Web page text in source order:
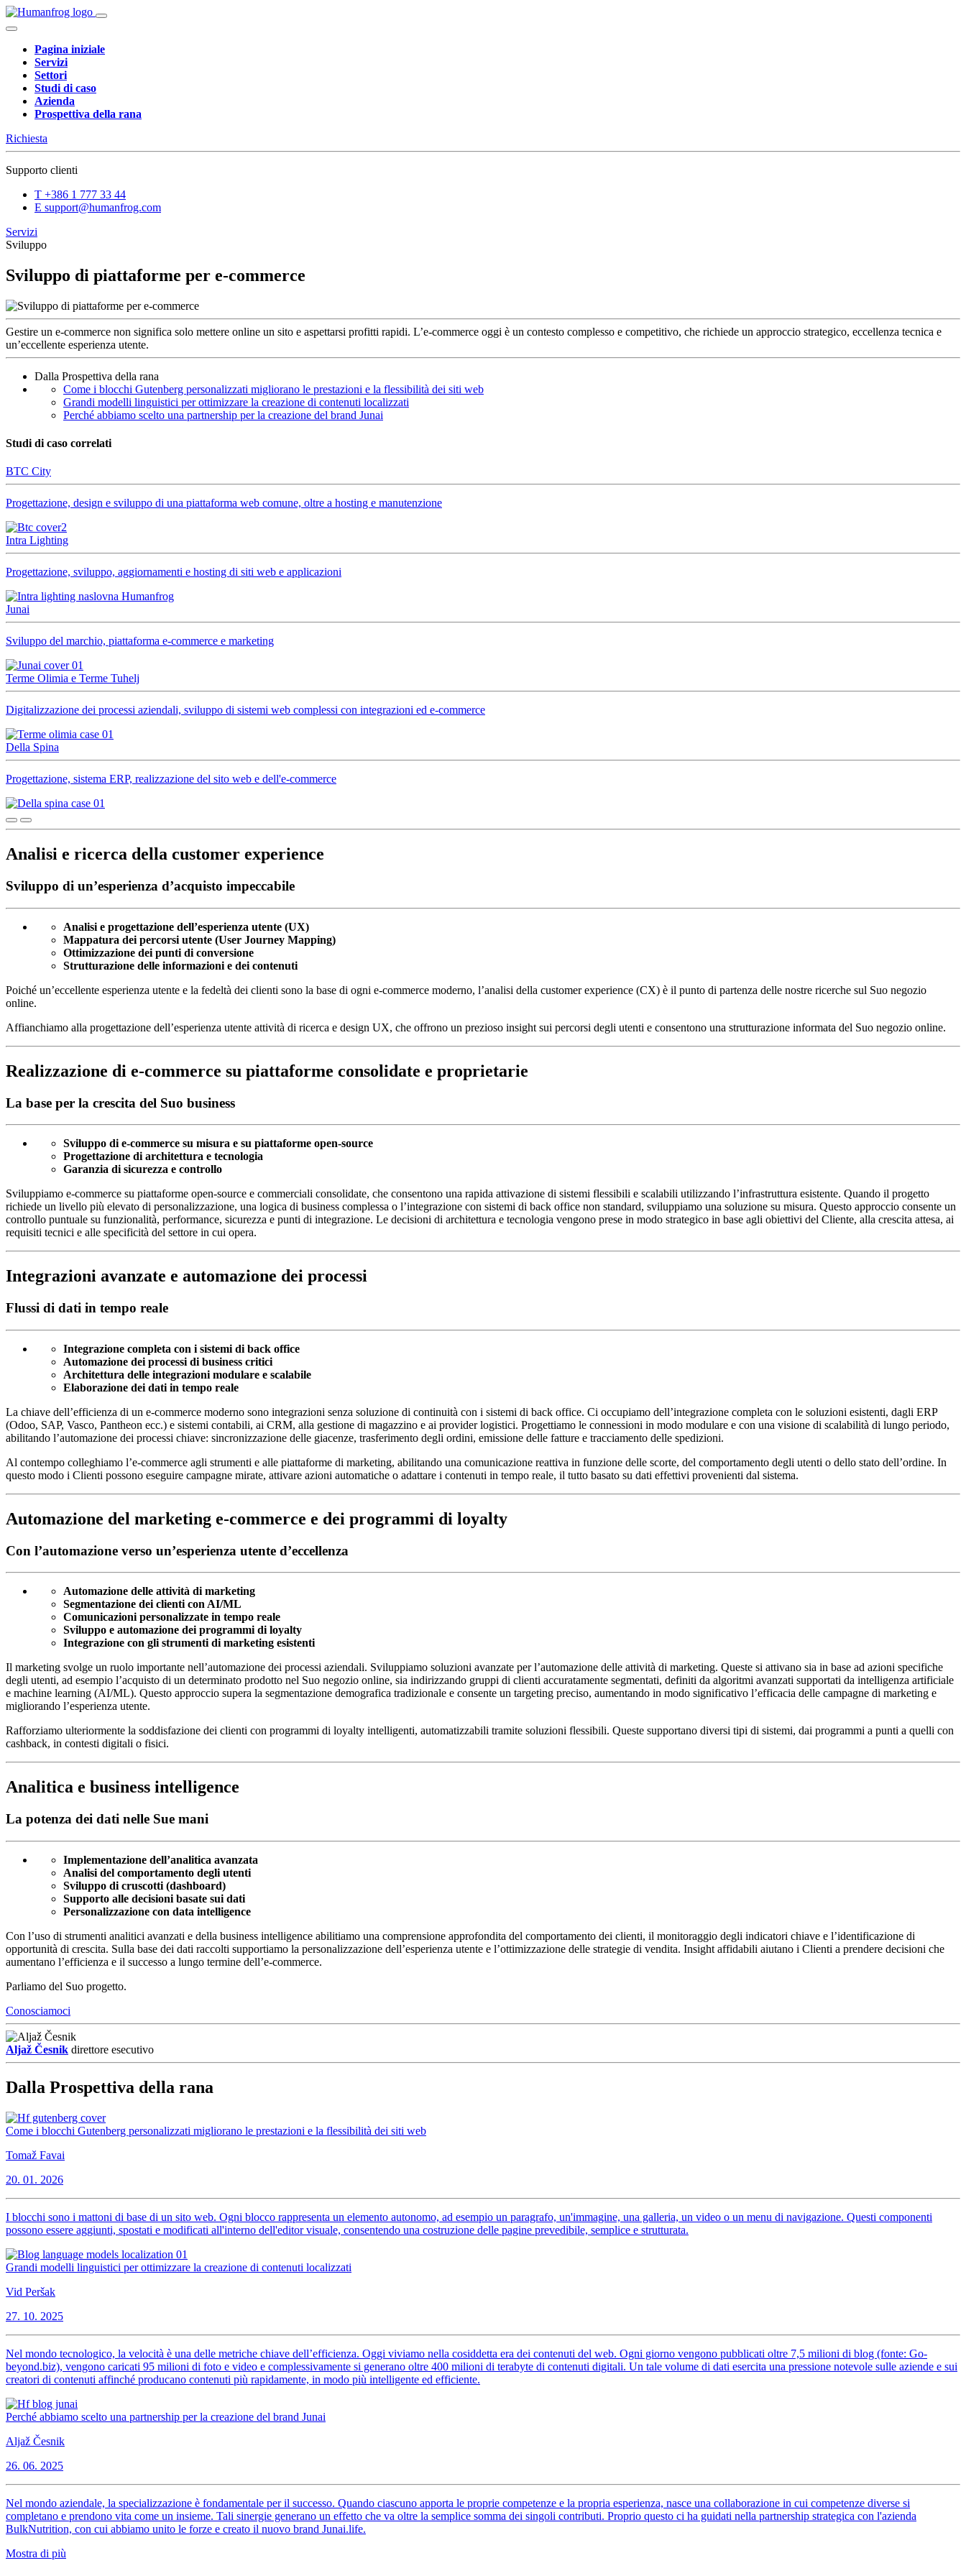
Pagina iniziale
Servizi
Settori
Studi di caso
Azienda
Prospettiva della rana
Richiesta
Supporto clienti
T +386 1 777 33 44
E support@humanfrog.com
Servizi
Sviluppo
Sviluppo di piattaforme per e-commerce
Gestire un e-commerce non significa solo mettere online un sito e aspettarsi profitti rapidi. L’e-commerce oggi è un contesto complesso e competitivo, che richiede un approccio strategico, eccellenza tecnica e
un’eccellente esperienza utente.
Dalla Prospettiva della rana
Come i blocchi Gutenberg personalizzati migliorano le prestazioni e la flessibilità dei siti web
Grandi modelli linguistici per ottimizzare la creazione di contenuti localizzati
Perché abbiamo scelto una partnership per la creazione del brand Junai
Studi di caso correlati
BTC City
Progettazione, design e sviluppo di una piattaforma web comune, oltre a hosting e manutenzione
Intra Lighting
Progettazione, sviluppo, aggiornamenti e hosting di siti web e applicazioni
Junai
Sviluppo del marchio, piattaforma e-commerce e marketing
Terme Olimia e Terme Tuhelj
Digitalizzazione dei processi aziendali, sviluppo di sistemi web complessi con integrazioni ed e-commerce
Della Spina
Progettazione, sistema ERP, realizzazione del sito web e dell'e-commerce
Analisi e ricerca della customer experience
Sviluppo di un’esperienza d’acquisto impeccabile
Analisi e progettazione dell’esperienza utente (UX)
Mappatura dei percorsi utente (User Journey Mapping)
Ottimizzazione dei punti di conversione
Strutturazione delle informazioni e dei contenuti
Poiché un’eccellente esperienza utente e la fedeltà dei clienti sono la base di ogni e-commerce moderno, l’analisi della customer experience (CX) è il punto di partenza delle nostre ricerche sul Suo negozio
online.
Affianchiamo alla progettazione dell’esperienza utente attività di ricerca e design UX, che offrono un prezioso insight sui percorsi degli utenti e consentono una strutturazione informata del Suo negozio online.
Realizzazione di e-commerce su piattaforme consolidate e proprietarie
La base per la crescita del Suo business
Sviluppo di e-commerce su misura e su piattaforme open-source
Progettazione di architettura e tecnologia
Garanzia di sicurezza e controllo
Sviluppiamo e-commerce su piattaforme open-source e commerciali consolidate, che consentono una rapida attivazione di sistemi flessibili e scalabili utilizzando l’infrastruttura esistente. Quando il progetto
richiede un livello più elevato di personalizzazione, una logica di business complessa o l’integrazione con sistemi di back office non standard, sviluppiamo una soluzione su misura. Questo approccio consente un
controllo puntuale su funzionalità, performance, sicurezza e punti di integrazione. Le decisioni di architettura e tecnologia vengono prese in modo strategico in base agli obiettivi del Cliente, alla crescita attesa, ai
requisiti tecnici e alle specificità del settore in cui opera.
Integrazioni avanzate e automazione dei processi
Flussi di dati in tempo reale
Integrazione completa con i sistemi di back office
Automazione dei processi di business critici
Architettura delle integrazioni modulare e scalabile
Elaborazione dei dati in tempo reale
La chiave dell’efficienza di un e-commerce moderno sono integrazioni senza soluzione di continuità con i sistemi di back office. Ci occupiamo dell’integrazione completa con le soluzioni esistenti, dagli ERP
(Odoo, SAP, Vasco, Pantheon ecc.) e sistemi contabili, ai CRM, alla gestione di magazzino e ai provider logistici. Progettiamo le connessioni in modo modulare e con una visione di scalabilità di lungo periodo,
abilitando l’automazione dei processi chiave: sincronizzazione delle giacenze, trasferimento degli ordini, emissione delle fatture e tracciamento delle spedizioni.
Al contempo colleghiamo l’e-commerce agli strumenti e alle piattaforme di marketing, abilitando una comunicazione reattiva in funzione delle scorte, del comportamento degli utenti o dello stato dell’ordine. In
questo modo i Clienti possono eseguire campagne mirate, attivare azioni automatiche o adattare i contenuti in tempo reale, il tutto basato su dati effettivi provenienti dal sistema.
Automazione del marketing e-commerce e dei programmi di loyalty
Con l’automazione verso un’esperienza utente d’eccellenza
Automazione delle attività di marketing
Segmentazione dei clienti con AI/ML
Comunicazioni personalizzate in tempo reale
Sviluppo e automazione dei programmi di loyalty
Integrazione con gli strumenti di marketing esistenti
Il marketing svolge un ruolo importante nell’automazione dei processi aziendali. Sviluppiamo soluzioni avanzate per l’automazione delle attività di marketing. Queste si attivano sia in base ad azioni specifiche
degli utenti, ad esempio l’acquisto di un determinato prodotto nel Suo negozio online, sia indirizzando gruppi di clienti accuratamente segmentati, definiti da algoritmi avanzati supportati da intelligenza artificiale
e machine learning (AI/ML). Questo approccio supera la segmentazione demografica tradizionale e consente un targeting preciso, aumentando in modo significativo l’efficacia delle campagne di marketing e
migliorando l’esperienza utente.
Rafforziamo ulteriormente la soddisfazione dei clienti con programmi di loyalty intelligenti, automatizzabili tramite soluzioni flessibili. Queste supportano diversi tipi di sistemi, dai programmi a punti a quelli con
cashback, in contesti digitali o fisici.
Analitica e business intelligence
La potenza dei dati nelle Sue mani
Implementazione dell’analitica avanzata
Analisi del comportamento degli utenti
Sviluppo di cruscotti (dashboard)
Supporto alle decisioni basate sui dati
Personalizzazione con data intelligence
Con l’uso di strumenti analitici avanzati e della business intelligence abilitiamo una comprensione approfondita del comportamento dei clienti, il monitoraggio degli indicatori chiave e l’identificazione di
opportunità di crescita. Sulla base dei dati raccolti supportiamo la personalizzazione dell’esperienza utente e l’ottimizzazione delle strategie di vendita. Insight affidabili aiutano i Clienti a prendere decisioni che
aumentano l’efficienza e il successo a lungo termine dell’e-commerce.
Parliamo del Suo progetto.
Conosciamoci
Aljaž Česnik direttore esecutivo
Dalla Prospettiva della rana
Come i blocchi Gutenberg personalizzati migliorano le prestazioni e la flessibilità dei siti web
Tomaž Favai
20. 01. 2026
I blocchi sono i mattoni di base di un sito web. Ogni blocco rappresenta un elemento autonomo, ad esempio un paragrafo, un'immagine, una galleria, un video o un menu di navigazione. Questi componenti
possono essere aggiunti, spostati e modificati all'interno dell'editor visuale, consentendo una costruzione delle pagine prevedibile, semplice e strutturata.
Grandi modelli linguistici per ottimizzare la creazione di contenuti localizzati
Vid Peršak
27. 10. 2025
Nel mondo tecnologico, la velocità è una delle metriche chiave dell’efficienza. Oggi viviamo nella cosiddetta era dei contenuti del web. Ogni giorno vengono pubblicati oltre 7,5 milioni di blog (fonte: Go-
beyond.biz), vengono caricati 95 milioni di foto e video e complessivamente si generano oltre 400 milioni di terabyte di contenuti digitali. Un tale volume di dati esercita una pressione notevole sulle aziende e sui
creatori di contenuti affinché producano contenuti più rapidamente, in modo più intelligente ed efficiente.
Perché abbiamo scelto una partnership per la creazione del brand Junai
Aljaž Česnik
26. 06. 2025
Nel mondo aziendale, la specializzazione è fondamentale per il successo. Quando ciascuno apporta le proprie competenze e la propria esperienza, nasce una collaborazione in cui competenze diverse si
completano e prendono vita come un insieme. Tali sinergie generano un effetto che va oltre la semplice somma dei singoli contributi. Proprio questo ci ha guidati nella partnership strategica con l'azienda
BulkNutrition, con cui abbiamo unito le forze e creato il nuovo brand Junai.life.
Mostra di più